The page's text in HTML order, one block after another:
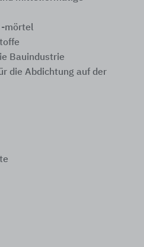
-mörtel
Bauindustrie
die Abdichtung auf der